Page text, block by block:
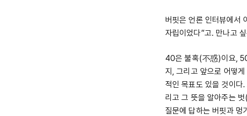
버핏은 언론 인터뷰에서
자립이었다”고. 만나고
40은 불혹(不惑)이요,
지, 그리고 앞으로 어떻
적인 목표도 있을 것이
리고 그 뜻을 알아주는
질문에 답하는 버핏과 멍